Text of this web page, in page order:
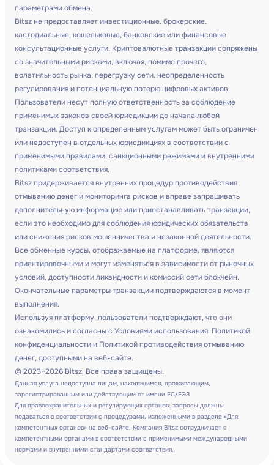
параметрами обмена.
Bitsz не предоставляет инвестиционные, брокерские,
кастодиальные, кошельковые, банковские или финансовые
консультационные услуги. Криптовалютные транзакции сопряжены
со значительными рисками, включая, помимо прочего,
волатильность рынка, перегрузку сети, неопределенность
регулирования и потенциальную потерю цифровых активов.
Пользователи несут полную ответственность за соблюдение
применимых законов своей юрисдикции до начала любой
транзакции. Доступ к определенным услугам может быть ограничен
или недоступен в отдельных юрисдикциях в соответствии с
применимыми правилами, санкционными режимами и внутренними
политиками соответствия.
Bitsz придерживается внутренних процедур противодействия
отмыванию денег и мониторинга рисков и вправе запрашивать
дополнительную информацию или приостанавливать транзакции,
если это необходимо для соблюдения юридических обязательств
или снижения рисков мошенничества и незаконной деятельности.
Все обменные курсы, отображаемые на платформе, являются
ориентировочными и могут изменяться в зависимости от рыночных
условий, доступности ликвидности и комиссий сети блокчейн.
Окончательные параметры транзакции подтверждаются в момент
выполнения.
Используя платформу, пользователи подтверждают, что они
ознакомились и согласны с Условиями использования, Политикой
конфиденциальности и Политикой противодействия отмыванию
денег, доступными на веб-сайте.
© 2023–2026 Bitsz. Все права защищены.
Данная услуга недоступна лицам, находящимся, проживающим,
зарегистрированным или действующим от имени ЕС/ЕЭЗ.
Для правоохранительных и регулирующих органов: запросы должны
подаваться в соответствии с процедурами, изложенными в разделе «Для
компетентных органов» на веб-сайте. Компания Bitsz сотрудничает с
компетентными органами в соответствии с применимыми международными
нормами и внутренними стандартами соответствия.